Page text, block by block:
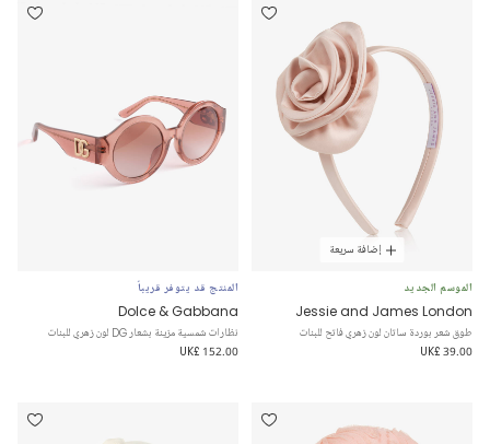
إضافة سريعة
الموسم الجديد
Jessie and James London
طوق شعر بوردة ساتان لون زهري فاتح للبنات
UK£ 39.00
المنتج قد يتوفر قريباً
Dolce & Gabbana
نظارات شمسية مزينة بشعار DG لون زهري للبنات
UK£ 152.00